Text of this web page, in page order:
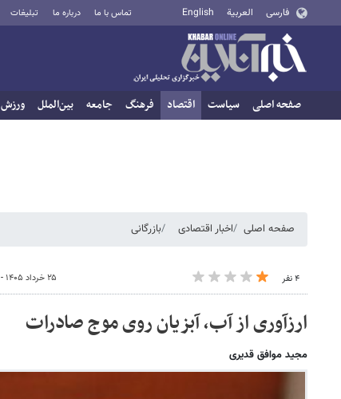
فارسی العربية English تماس با ما درباره ما تبلیغات
صفحه اصلی سیاست اقتصاد فرهنگ جامعه بین‌الملل ورزش
صفحه اصلی اخبار اقتصادی بازرگانی
۴ نفر ۲۵ خرداد ۱۴۰۵ - ۱۶:۰۰
ارزآوری از آب، آبزیان روی موج صادرات
مجید موافق قدیری